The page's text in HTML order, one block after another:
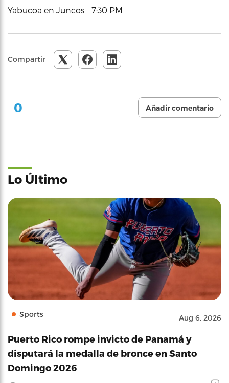
Yabucoa en Juncos – 7:30 PM
Compartir
0 Añadir comentario
Lo Último
Sports Aug 6, 2026
Puerto Rico rompe invicto de Panamá y
disputará la medalla de bronce en Santo
Domingo 2026